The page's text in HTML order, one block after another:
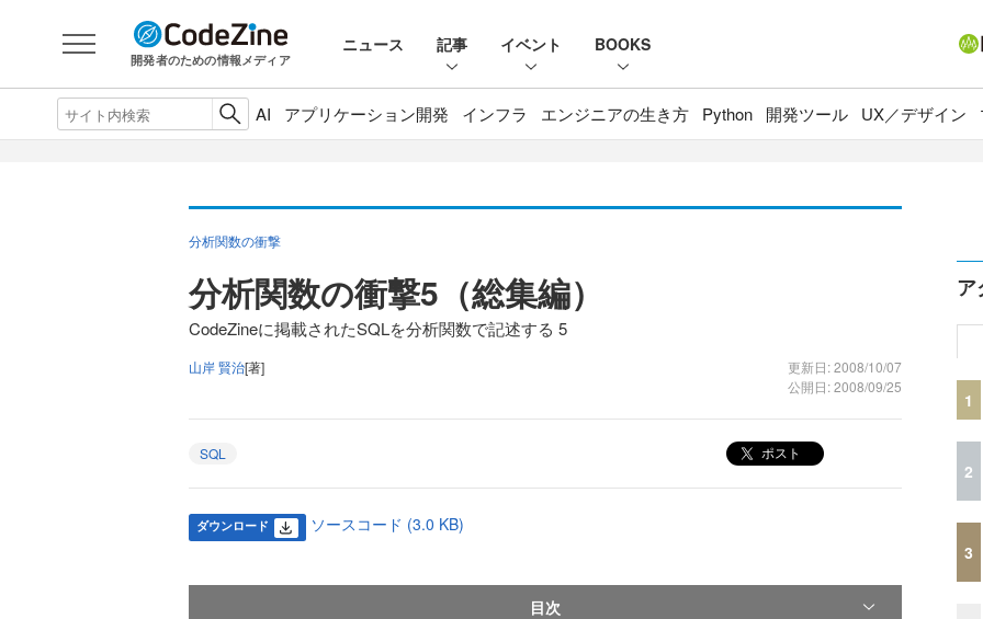
開発者のための情報メディア
ニュース 記事 イベント BOOKS
AI アプリケーション開発 インフラ エンジニアの生き方 Python 開発ツール UX／デザイン
分析関数の衝撃
分析関数の衝撃5（総集編）
CodeZineに掲載されたSQLを分析関数で記述する 5
山岸 賢治[著]
更新日: 2008/10/07
公開日: 2008/09/25
SQL ポスト
ダウンロード ソースコード (3.0 KB)
目次
ア
1
2
3